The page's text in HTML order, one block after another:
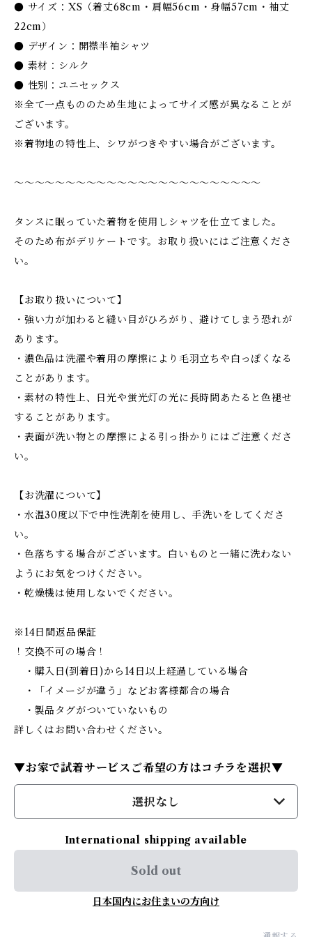
● サイズ：XS（着丈68cm・肩幅56cm・身幅57cm・袖丈
22cm）
● デザイン：開襟半袖シャツ
● 素材：シルク
● 性別：ユニセックス
※全て一点もののため生地によってサイズ感が異なることが
ございます。
※着物地の特性上、シワがつきやすい場合がございます。
〜〜〜〜〜〜〜〜〜〜〜〜〜〜〜〜〜〜〜〜〜〜〜〜
タンスに眠っていた着物を使用しシャツを仕立てました。
そのため布がデリケートです。お取り扱いにはご注意くださ
い。
【お取り扱いについて】
・強い力が加わると縫い目がひろがり、避けてしまう恐れが
あります。
・濃色品は洗濯や着用の摩擦により毛羽立ちや白っぽくなる
ことがあります。
・素材の特性上、日光や蛍光灯の光に長時間あたると色褪せ
することがあります。
・表面が洗い物との摩擦による引っ掛かりにはご注意くださ
い。
【お洗濯について】
・水温30度以下で中性洗剤を使用し、手洗いをしてくださ
い。
・色落ちする場合がございます。白いものと一緒に洗わない
ようにお気をつけください。
・乾燥機は使用しないでください。
※14日間返品保証
！交換不可の場合！
・購入日(到着日)から14日以上経過している場合
・「イメージが違う」などお客様都合の場合
・製品タグがついていないもの
詳しくはお問い合わせください。
▼お家で試着サービスご希望の方はコチラを選択▼
選択なし
International shipping available
Sold out
日本国内にお住まいの方向け